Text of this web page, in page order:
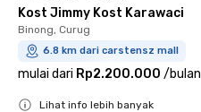
Kost Jimmy Kost Karawaci
Binong, Curug
6.8 km dari carstensz mall
mulai dari Rp2.200.000 /bulan
Lihat info lebih banyak